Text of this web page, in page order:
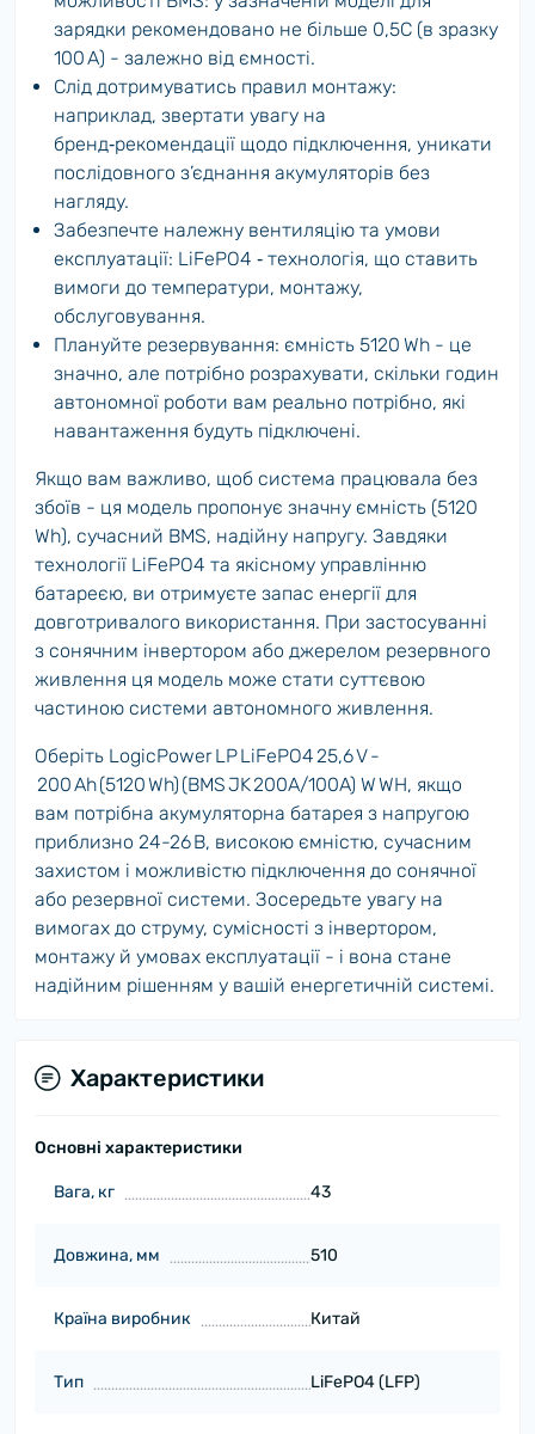
зарядки рекомендовано не більше 0,5C (в зразку
100 А) - залежно від ємності.
Слід дотримуватись правил монтажу:
наприклад, звертати увагу на
бренд‑рекомендації щодо підключення, уникати
послідовного з’єднання акумуляторів без
нагляду.
Забезпечте належну вентиляцію та умови
експлуатації: LiFePO4 ‑ технологія, що ставить
вимоги до температури, монтажу,
обслуговування.
Плануйте резервування: ємність 5120 Wh - це
значно, але потрібно розрахувати, скільки годин
автономної роботи вам реально потрібно, які
навантаження будуть підключені.
Якщо вам важливо, щоб система працювала без
збоїв - ця модель пропонує значну ємність (5120
Wh), сучасний BMS, надійну напругу. Завдяки
технології LiFePO4 та якісному управлінню
батареєю, ви отримуєте запас енергії для
довготривалого використання. При застосуванні
з сонячним інвертором або джерелом резервного
живлення ця модель може стати суттєвою
частиною системи автономного живлення.
Оберіть LogicPower LP LiFePO4 25,6 V -
200 Ah (5120 Wh) (BMS JK 200A/100A) W WH, якщо
вам потрібна акумуляторна батарея з напругою
приблизно 24-26 В, високою ємністю, сучасним
захистом і можливістю підключення до сонячної
або резервної системи. Зосередьте увагу на
вимогах до струму, сумісності з інвертором,
монтажу й умовах експлуатації - і вона стане
надійним рішенням у вашій енергетичній системі.
Характеристики
Основні характеристики
Вага, кг 43
Довжина, мм 510
Країна виробник Китай
Тип LiFePO4 (LFP)